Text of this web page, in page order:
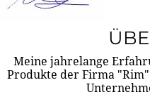
Meine jahrelange
Produkte der Firma